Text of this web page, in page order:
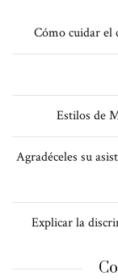
Cómo cuidar el
Estilos de
Agradéceles su
Explicar la